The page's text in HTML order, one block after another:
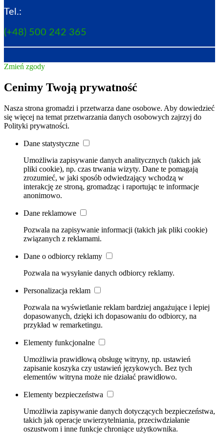
Tel.:
(+48) 500 242 365
Zmień zgody
Cenimy Twoją prywatność
Nasza strona gromadzi i przetwarza dane osobowe. Aby dowiedzieć
się więcej na temat przetwarzania danych osobowych zajrzyj do
Polityki prywatności.
Dane statystyczne
Umożliwia zapisywanie danych analitycznych (takich jak
pliki cookie), np. czas trwania wizyty. Dane te pomagają
zrozumieć, w jaki sposób odwiedzający wchodzą w
interakcję ze stroną, gromadząc i raportując te informacje
anonimowo.
Dane reklamowe
Pozwala na zapisywanie informacji (takich jak pliki cookie)
związanych z reklamami.
Dane o odbiorcy reklamy
Pozwala na wysyłanie danych odbiorcy reklamy.
Personalizacja reklam
Pozwala na wyświetlanie reklam bardziej angażujące i lepiej
dopasowanych, dzięki ich dopasowaniu do odbiorcy, na
przykład w remarketingu.
Elementy funkcjonalne
Umożliwia prawidłową obsługę witryny, np. ustawień
zapisanie koszyka czy ustawień językowych. Bez tych
elementów witryna może nie działać prawidłowo.
Elementy bezpieczeństwa
Umożliwia zapisywanie danych dotyczących bezpieczeństwa,
takich jak operacje uwierzytelniania, przeciwdziałanie
oszustwom i inne funkcje chroniące użytkownika.